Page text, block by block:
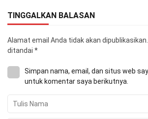
TINGGALKAN BALASAN
Alamat email Anda tidak akan dipublikasikan.
ditandai *
Simpan nama, email, dan situs web
untuk komentar saya berikutnya.